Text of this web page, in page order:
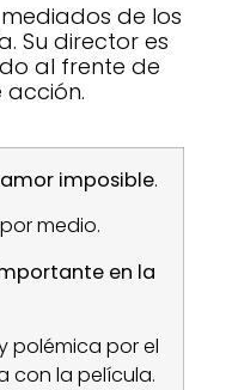
de los
Su director es
al frente de
acción.
imposible.
medio.
en la
polémica por el
con la película.